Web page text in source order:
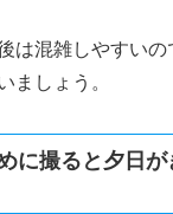
は混雑しやすいの
ましょう。
に撮ると夕日が